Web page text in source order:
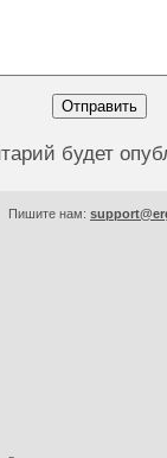
будет
Пишите нам: